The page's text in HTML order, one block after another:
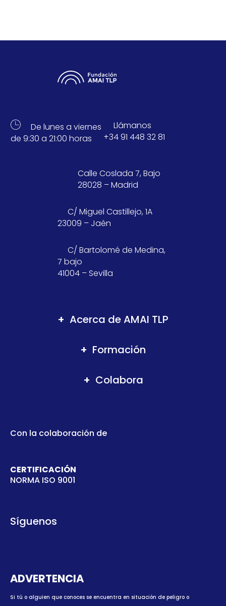
De lunes a viernes
de 9:30 a 21:00 horas
Llámanos
+34 91 448 32 81
Calle Coslada 7, Bajo
28028 – Madrid
C/ Miguel Castillejo, 1A
23009 – Jaén
C/ Bartolomé de Medina,
7 bajo
41004 – Sevilla
Acerca de AMAI TLP
Formación
Colabora
Con la colaboración de
CERTIFICACIÓN
NORMA ISO 9001
Síguenos
ADVERTENCIA
Si tú o alguien que conoces se encuentra en situación de peligro o